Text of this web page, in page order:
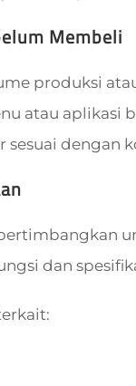
Membeli
produksi
atau aplikasi
sesuai dengan
dan